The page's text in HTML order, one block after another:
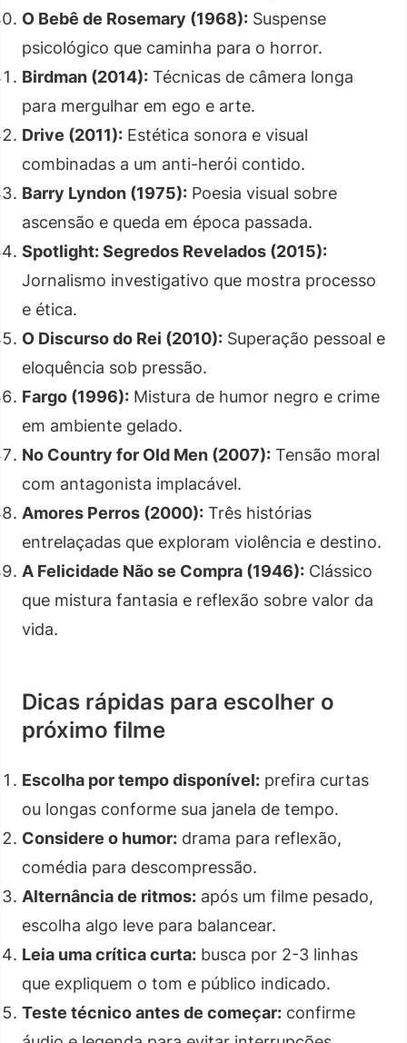
O Bebê de Rosemary (1968): Suspense
psicológico que caminha para o horror.
Birdman (2014): Técnicas de câmera longa
para mergulhar em ego e arte.
Drive (2011): Estética sonora e visual
combinadas a um anti-herói contido.
Barry Lyndon (1975): Poesia visual sobre
ascensão e queda em época passada.
Spotlight: Segredos Revelados (2015):
Jornalismo investigativo que mostra processo
e ética.
O Discurso do Rei (2010): Superação pessoal e
eloquência sob pressão.
Fargo (1996): Mistura de humor negro e crime
em ambiente gelado.
No Country for Old Men (2007): Tensão moral
com antagonista implacável.
Amores Perros (2000): Três histórias
entrelaçadas que exploram violência e destino.
A Felicidade Não se Compra (1946): Clássico
que mistura fantasia e reflexão sobre valor da
vida.
Dicas rápidas para escolher o
próximo filme
Escolha por tempo disponível: prefira curtas
ou longas conforme sua janela de tempo.
Considere o humor: drama para reflexão,
comédia para descompressão.
Alternância de ritmos: após um filme pesado,
escolha algo leve para balancear.
Leia uma crítica curta: busca por 2-3 linhas
que expliquem o tom e público indicado.
Teste técnico antes de começar: confirme